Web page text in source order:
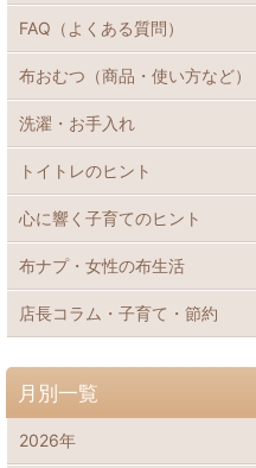
FAQ（よくある質問）
布おむつ（商品・使い方など）
洗濯・お手入れ
トイトレのヒント
心に響く子育てのヒント
布ナプ・女性の布生活
店長コラム・子育て・節約
月別一覧
2026年